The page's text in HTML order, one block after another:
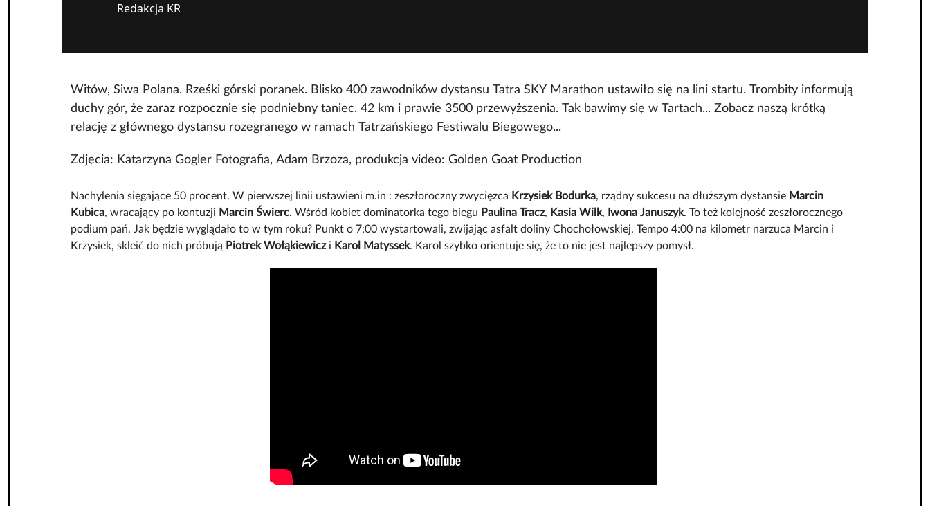
Redakcja KR
Witów, Siwa Polana. Rześki górski poranek. Blisko 400 zawodników dystansu Tatra SKY Marathon ustawiło się na lini startu. Trombity informują
duchy gór, że zaraz rozpocznie się podniebny taniec. 42 km i prawie 3500 przewyższenia. Tak bawimy się w Tartach... Zobacz naszą krótką
relację z głównego dystansu rozegranego w ramach Tatrzańskiego Festiwalu Biegowego...
Zdjęcia: Katarzyna Gogler Fotografia, Adam Brzoza, produkcja video: Golden Goat Production
Nachylenia sięgające 50 procent. W pierwszej linii ustawieni m.in : zeszłoroczny zwycięzca Krzysiek Bodurka, rządny sukcesu na dłuższym dystansie Marcin
Kubica, wracający po kontuzji Marcin Świerc. Wśród kobiet dominatorka tego biegu Paulina Tracz, Kasia Wilk, Iwona Januszyk. To też kolejność zeszłorocznego
podium pań. Jak będzie wyglądało to w tym roku? Punkt o 7:00 wystartowali, zwijając asfalt doliny Chochołowskiej. Tempo 4:00 na kilometr narzuca Marcin i
Krzysiek, skleić do nich próbują Piotrek Wołąkiewiczi Karol Matyssek. Karol szybko orientuje się, że to nie jest najlepszy pomysł.